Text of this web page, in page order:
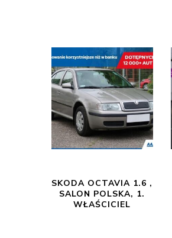
SKODA OCTAVIA 1.6 ,
SALON POLSKA, 1.
WŁAŚCICIEL